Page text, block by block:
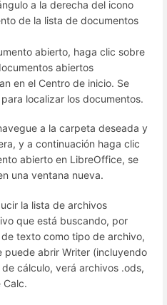
a la derecha del icono
de la lista de documentos
abierto, haga clic sobre
abiertos
en el Centro de inicio. Se
localizar los documentos.
a la carpeta deseada y
y a continuación haga clic
abierto en LibreOffice, se
una ventana nueva.
la lista de archivos
que está buscando, por
texto como tipo de archivo,
puede abrir Writer (incluyendo
cálculo, verá archivos .ods,
Calc.